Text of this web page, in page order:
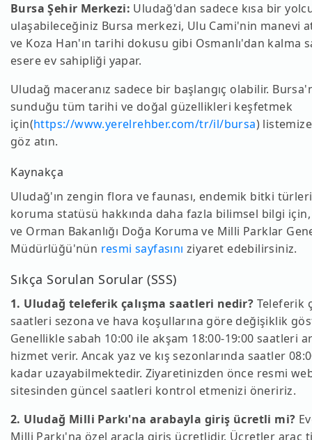
Bursa Şehir Merkezi: Uludağ'dan sadece kısa bir
ulaşabileceğiniz Bursa merkezi, Ulu Cami'nin manevi
ve Koza Han'ın tarihi dokusu gibi Osmanlı'dan kalma
esere ev sahipliği yapar.
Uludağ maceranız sadece bir başlangıç olabilir.
sunduğu tüm tarihi ve doğal güzellikleri keşfetmek
için(https://www.yerelrehber.com/tr/il/bursa)
göz atın.
Kaynakça
Uludağ'ın zengin flora ve faunası, endemik bitki
koruma statüsü hakkında daha fazla bilimsel bilgi için,
ve Orman Bakanlığı Doğa Koruma ve Milli Parklar
Müdürlüğü'nün resmi sayfasını ziyaret edebilirsiniz.
Sıkça Sorulan Sorular (SSS)
1. Uludağ teleferik çalışma saatleri nedir? Teleferik
saatleri sezona ve hava koşullarına göre değişiklik
Genellikle sabah 10:00 ile akşam 18:00-19:00 saatleri
hizmet verir. Ancak yaz ve kış sezonlarında saatler
kadar uzayabilmektedir. Ziyaretinizden önce resmi
sitesinden güncel saatleri kontrol etmenizi öneririz.
2. Uludağ Milli Parkı'na arabayla giriş ücretli mi?
Milli Parkı'na özel araçla giriş ücretlidir. Ücretler araç